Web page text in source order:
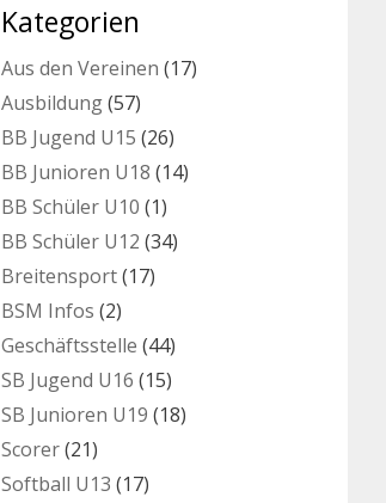
Kategorien
Aus den Vereinen (17)
Ausbildung(57)
BB Jugend U15 (26)
BB Junioren U18 (14)
BB Schüler U10 (1)
BB Schüler U12 (34)
Breitensport(17)
BSM Infos (2)
Geschäftsstelle (44)
SB Jugend U16 (15)
SB Junioren U19 (18)
Scorer(21)
Softball U13 (17)